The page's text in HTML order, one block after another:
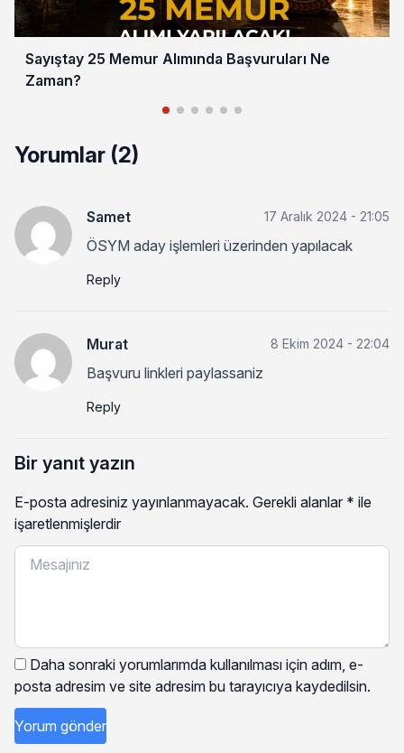
Sayıştay 25 Memur Alımında Başvuruları Ne
Zaman?
Yorumlar (2)
Samet 17 Aralık 2024 - 21:05
ÖSYM aday işlemleri üzerinden yapılacak
Reply
Murat 8 Ekim 2024 - 22:04
Başvuru linkleri paylassaniz
Reply
Bir yanıt yazın
E-posta adresiniz yayınlanmayacak. Gerekli alanlar * ile
işaretlenmişlerdir
Daha sonraki yorumlarımda kullanılması için adım, e-
posta adresim ve site adresim bu tarayıcıya kaydedilsin.